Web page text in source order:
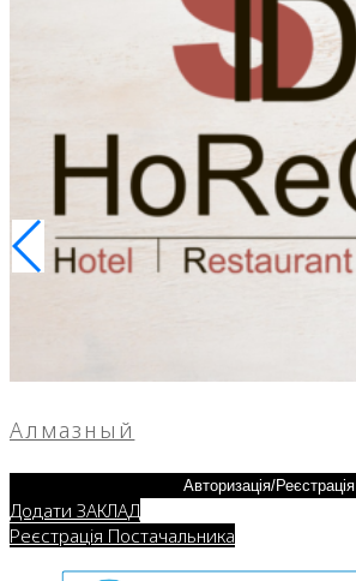
Алмазный
Авторизація/Реєстрація
Додати ЗАКЛАД
Реєстрація Постачальника